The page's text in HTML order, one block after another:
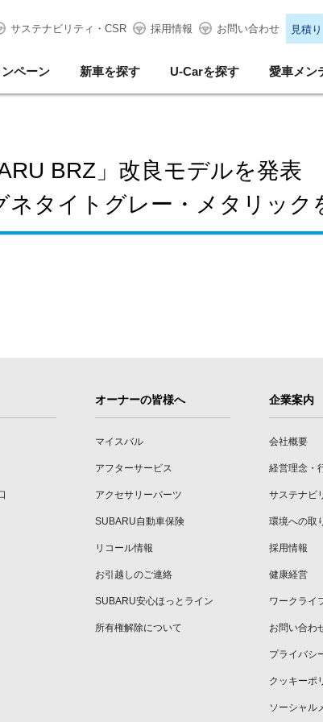
サステナビリティ・CSR 採用情報 お問い合わせ 見積り
ペーン 新車を探す U-Carを探す 愛車メン
BRZ」改良モデルを発表
ネタイトグレー・メタリック
オーナーの皆様へ
マイスバル
アフターサービス
アクセサリーパーツ
SUBARU自動車保険
リコール情報
お引越しのご連絡
SUBARU安心ほっとライン
所有権解除について
企業案内
会社概要
経営理念・
サステナビ
環境への取
採用情報
健康経営
ワークライ
お問い合わ
プライバシ
クッキーポ
ソーシャル